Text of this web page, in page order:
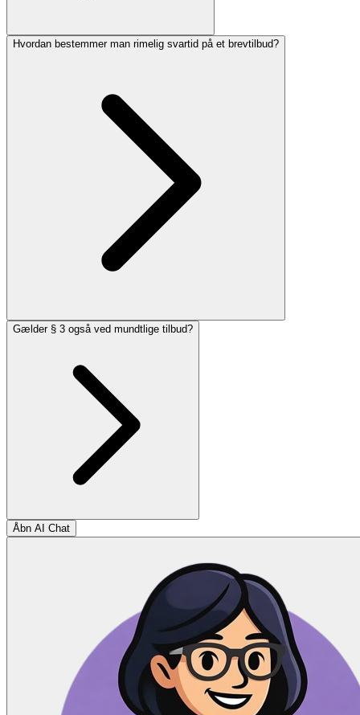
Hvordan bestemmer man rimelig svartid på et brevtilbud?
Gælder § 3 også ved mundtlige tilbud?
Åbn AI Chat